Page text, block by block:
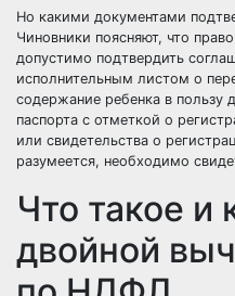
Но какими документами
Чиновники поясняют, что
допустимо подтвердить
исполнительным листом о
содержание ребенка в пользу
паспорта с отметкой о
или свидетельства о
разумеется, необходимо
Что такое и
двойной